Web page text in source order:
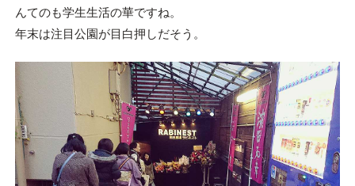
んてのも学生生活の華ですね。
年末は注目公園が目白押しだそう。